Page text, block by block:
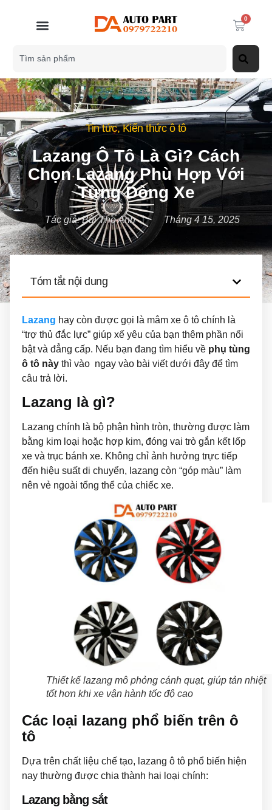
0
Tin tức,Kiến thức ô tô
Lazang Ô Tô Là Gì? Cách
Chọn Lazang Phù Hợp Với
Từng Dòng Xe
Tác giả:Bùi Thọ Anh Tháng 4 15, 2025
Tóm tắt nội dung
Lazang hay còn được gọi là mâm xe ô tô chính là
“trợ thủ đắc lực” giúp xế yêu của bạn thêm phần nổi
bật và đẳng cấp. Nếu bạn đang tìm hiểu về phụ tùng
ô tô này thì vào ngay vào bài viết dưới đây để tìm
câu trả lời.
Lazang là gì?
Lazang chính là bộ phận hình tròn, thường được làm
bằng kim loại hoặc hợp kim, đóng vai trò gắn kết lốp
xe và trục bánh xe. Không chỉ ảnh hưởng trực tiếp
đến hiệu suất di chuyển, lazang còn “góp màu” làm
nên vẻ ngoài tổng thể của chiếc xe.
Thiết kế lazang mô phỏng cánh quạt, giúp tản nhiệt
tốt hơn khi xe vận hành tốc độ cao
Các loại lazang phổ biến trên ô
tô
Dựa trên chất liệu chế tạo, lazang ô tô phổ biến hiện
nay thường được chia thành hai loại chính:
Lazang bằng sắt